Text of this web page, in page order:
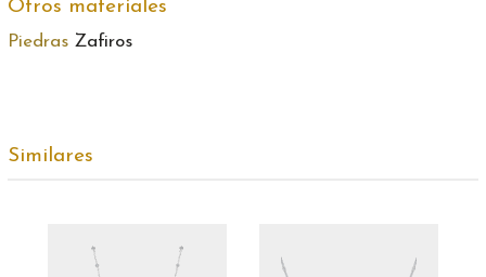
Otros materiales
PiedrasZafiros
Similares